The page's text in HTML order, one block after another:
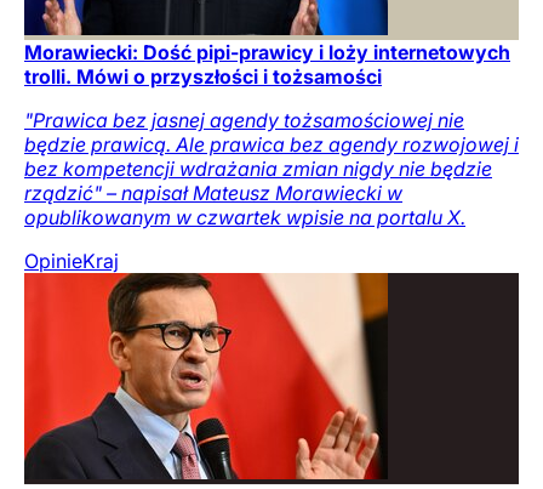
Morawiecki: Dość pipi-prawicy i loży internetowych
trolli. Mówi o przyszłości i tożsamości
"Prawica bez jasnej agendy tożsamościowej nie
będzie prawicą. Ale prawica bez agendy rozwojowej i
bez kompetencji wdrażania zmian nigdy nie będzie
rządzić" – napisał Mateusz Morawiecki w
opublikowanym w czwartek wpisie na portalu X.
OpinieKraj